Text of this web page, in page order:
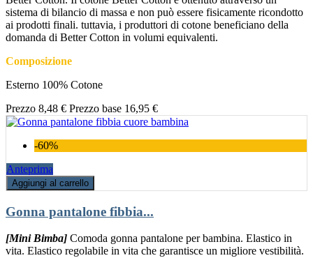
sistema di bilancio di massa e non può essere fisicamente ricondotto
ai prodotti finali. tuttavia, i produttori di cotone beneficiano della
domanda di Better Cotton in volumi equivalenti.
Composizione
Esterno 100% Cotone
Prezzo 8,48 € Prezzo base 16,95 €
-60%
Anteprima
Aggiungi al carrello
Gonna pantalone fibbia...
[Mini Bimba] Comoda gonna pantalone per bambina. Elastico in
vita. Elastico regolabile in vita che garantisce un migliore vestibilità.